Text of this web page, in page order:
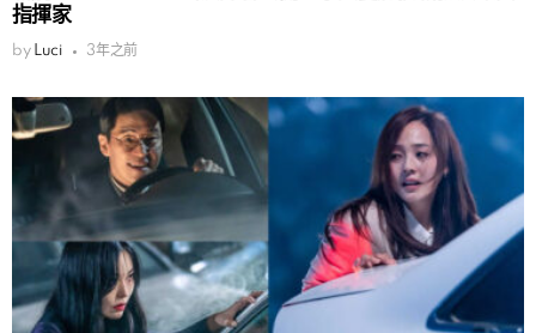
指揮家
by Luci 3年之前